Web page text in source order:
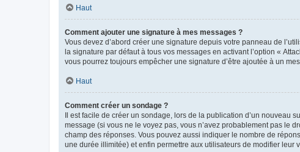
Haut
Comment ajouter une signature à mes messages ?
Vous devez d’abord créer une signature depuis votre panneau de
la signature par défaut à tous vos messages en activant l’option «
vous pourrez toujours empêcher une signature d’être ajoutée à un
Haut
Comment créer un sondage ?
Il est facile de créer un sondage, lors de la publication d’un nouveau
message (si vous ne le voyez pas, vous n’avez probablement pas le
champ des réponses. Vous pouvez aussi indiquer le nombre de
une durée illimitée) et enfin permettre aux utilisateurs de modifier leur